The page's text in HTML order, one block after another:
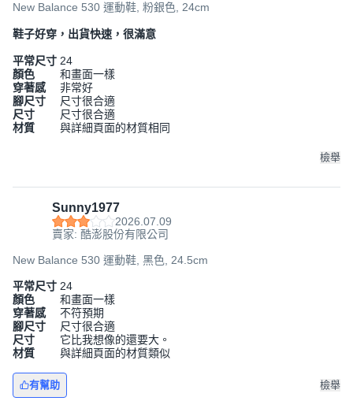
New Balance 530 運動鞋, 粉銀色, 24cm
鞋子好穿，出貨快速，很滿意
平常尺寸 24
顏色
和畫面一樣
穿著感
非常好
腳尺寸
尺寸很合適
尺寸
尺寸很合適
材質
與詳細頁面的材質相同
檢舉
Sunny1977
2026.07.09
賣家: 酷澎股份有限公司
New Balance 530 運動鞋, 黑色, 24.5cm
平常尺寸 24
顏色
和畫面一樣
穿著感
不符預期
腳尺寸
尺寸很合適
尺寸
它比我想像的還要大。
材質
與詳細頁面的材質類似
有幫助 檢舉